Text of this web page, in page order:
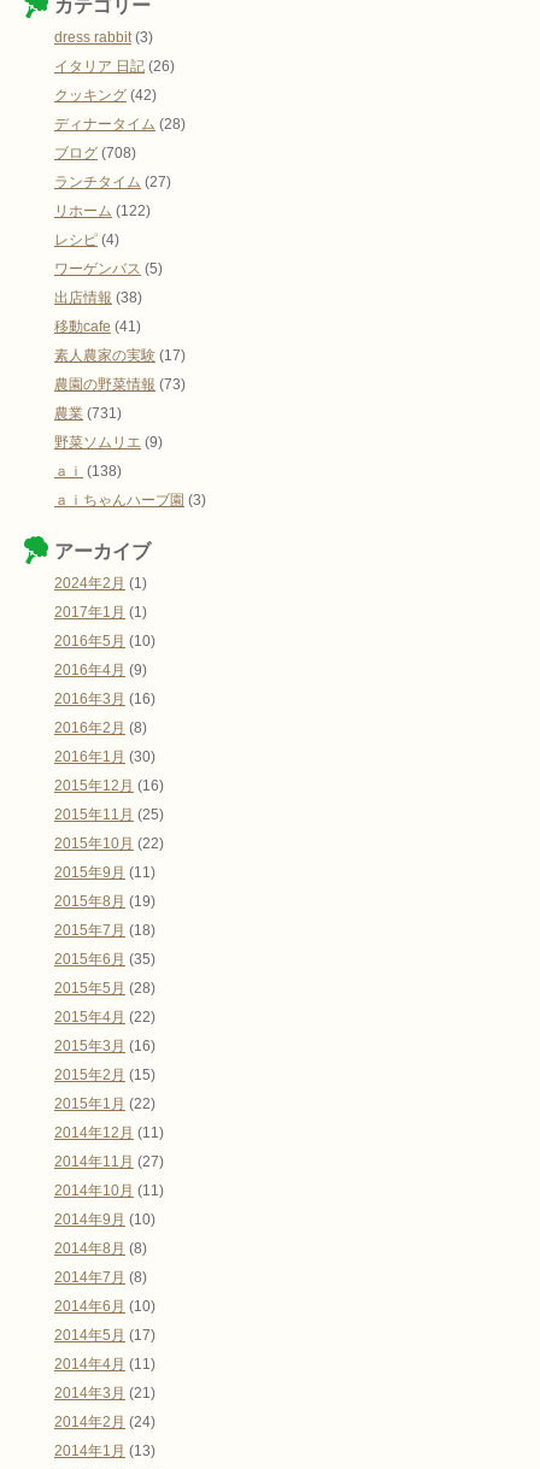
カテゴリー
dress rabbit (3)
イタリア 日記 (26)
クッキング (42)
ディナータイム (28)
ブログ (708)
ランチタイム (27)
リホーム (122)
レシピ (4)
ワーゲンバス (5)
出店情報 (38)
移動cafe (41)
素人農家の実験 (17)
農園の野菜情報 (73)
農業 (731)
野菜ソムリエ (9)
ａｉ (138)
ａｉちゃんハーブ園 (3)
アーカイブ
2024年2月 (1)
2017年1月 (1)
2016年5月 (10)
2016年4月 (9)
2016年3月 (16)
2016年2月 (8)
2016年1月 (30)
2015年12月 (16)
2015年11月 (25)
2015年10月 (22)
2015年9月 (11)
2015年8月 (19)
2015年7月 (18)
2015年6月 (35)
2015年5月 (28)
2015年4月 (22)
2015年3月 (16)
2015年2月 (15)
2015年1月 (22)
2014年12月 (11)
2014年11月 (27)
2014年10月 (11)
2014年9月 (10)
2014年8月 (8)
2014年7月 (8)
2014年6月 (10)
2014年5月 (17)
2014年4月 (11)
2014年3月 (21)
2014年2月 (24)
2014年1月 (13)